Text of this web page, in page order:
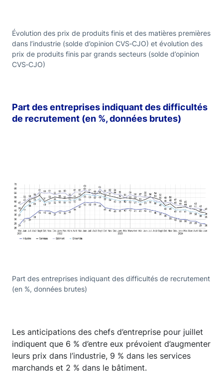
Évolution des prix de produits finis et des matières premières
dans l’industrie (solde d’opinion CVS‑CJO) et évolution des
prix de produits finis par grands secteurs (solde d’opinion
CVS‑CJO)
Part des entreprises indiquant des difficultés
de recrutement (en %, données brutes)
Part des entreprises indiquant des difficultés de recrutement
(en %, données brutes)
Les anticipations des chefs d’entreprise pour juillet
indiquent que 6 % d’entre eux prévoient d’augmenter
leurs prix dans l’industrie, 9 % dans les services
marchands et 2 % dans le bâtiment.